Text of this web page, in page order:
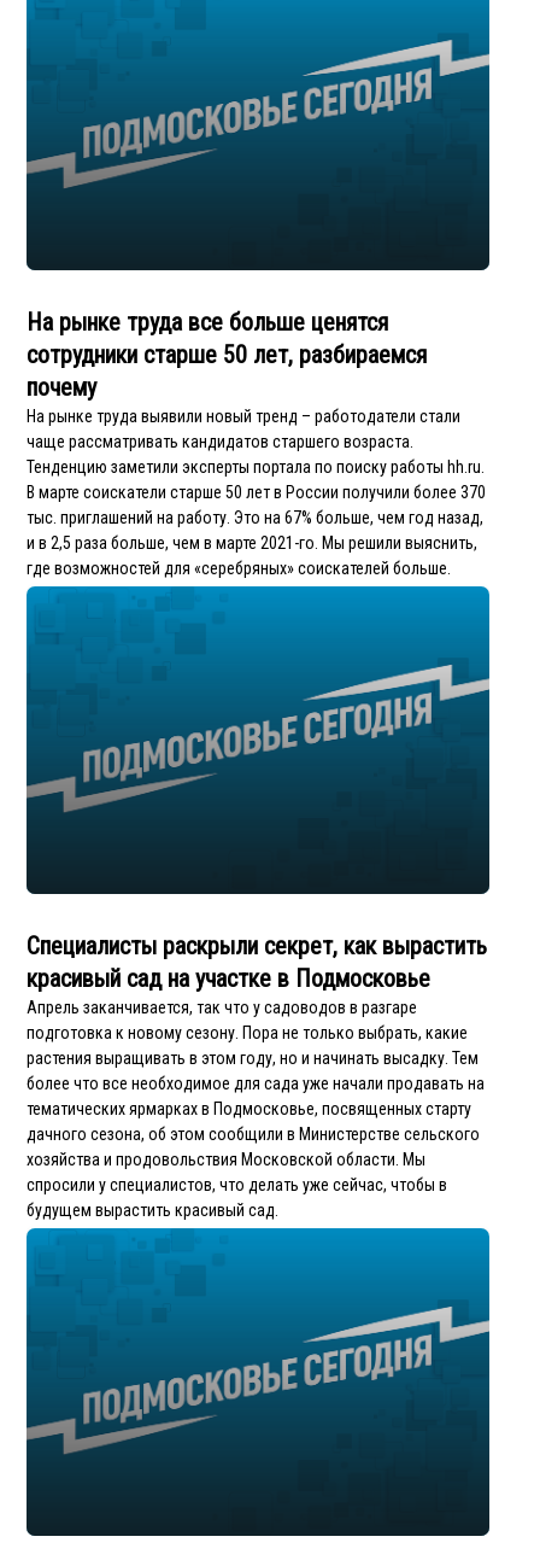
На рынке труда все больше ценятся
сотрудники старше 50 лет, разбираемся
почему
На рынке труда выявили новый тренд – работодатели стали
чаще рассматривать кандидатов старшего возраста.
Тенденцию заметили эксперты портала по поиску работы hh.ru.
В марте соискатели старше 50 лет в России получили более 370
тыс. приглашений на работу. Это на 67% больше, чем год назад,
и в 2,5 раза больше, чем в марте 2021-го. Мы решили выяснить,
где возможностей для «серебряных» соискателей больше.
Специалисты раскрыли секрет, как вырастить
красивый сад на участке в Подмосковье
Апрель заканчивается, так что у садоводов в разгаре
подготовка к новому сезону. Пора не только выбрать, какие
растения выращивать в этом году, но и начинать высадку. Тем
более что все необходимое для сада уже начали продавать на
тематических ярмарках в Подмосковье, посвященных старту
дачного сезона, об этом сообщили в Минис­терстве сельского
хозяйс­тва и продовольствия Московской области. Мы
спросили у специалистов, что делать уже сейчас, чтобы в
будущем вырастить красивый сад.